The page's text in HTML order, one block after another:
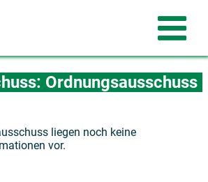
Ordnungsausschuss
liegen noch keine
vor.